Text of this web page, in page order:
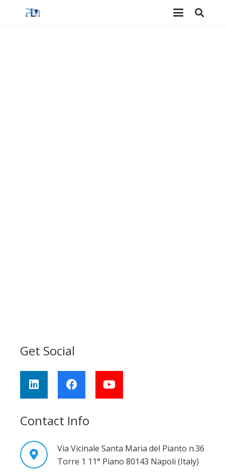
Get Social
Contact Info
Via Vicinale Santa Maria del Pianto n.36
Torre 1 11° Piano 80143 Napoli (Italy)